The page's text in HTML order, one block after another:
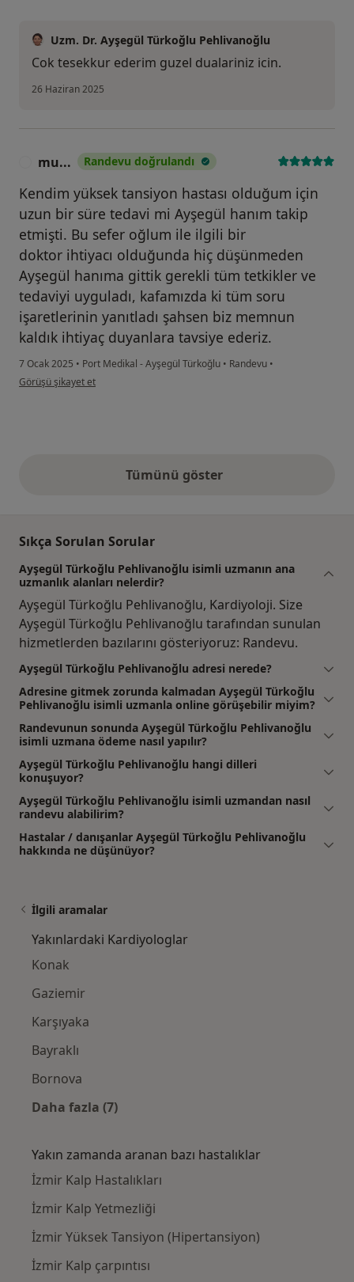
Uzm. Dr. Ayşegül Türkoğlu Pehlivanoğlu
Cok tesekkur ederim guzel dualariniz icin.
26 Haziran 2025
mu... Randevu doğrulandı
Kendim yüksek tansiyon hastası olduğum için
uzun bir süre tedavi mi Ayşegül hanım takip
etmişti. Bu sefer oğlum ile ilgili bir
doktor ihtiyacı olduğunda hiç düşünmeden
Ayşegül hanıma gittik gerekli tüm tetkikler ve
tedaviyi uyguladı, kafamızda ki tüm soru
işaretlerinin yanıtladı şahsen biz memnun
kaldık ihtiyaç duyanlara tavsiye ederiz.
7 Ocak 2025 • Port Medikal - Ayşegül Türkoğlu • Randevu •
kullanıcının görüşüne göre mu...
Görüşü şikayet et
Tümünü gösteryukarıdaki görüşler
Sıkça Sorulan Sorular
Ayşegül Türkoğlu Pehlivanoğlu isimli uzmanın ana
uzmanlık alanları nelerdir?
Ayşegül Türkoğlu Pehlivanoğlu, Kardiyoloji. Size
Ayşegül Türkoğlu Pehlivanoğlu tarafından sunulan
hizmetlerden bazılarını gösteriyoruz: Randevu.
Ayşegül Türkoğlu Pehlivanoğlu adresi nerede?
Adresine gitmek zorunda kalmadan Ayşegül Türkoğlu
Pehlivanoğlu isimli uzmanla online görüşebilir miyim?
Randevunun sonunda Ayşegül Türkoğlu Pehlivanoğlu
isimli uzmana ödeme nasıl yapılır?
Ayşegül Türkoğlu Pehlivanoğlu hangi dilleri
konuşuyor?
Ayşegül Türkoğlu Pehlivanoğlu isimli uzmandan nasıl
randevu alabilirim?
Hastalar / danışanlar Ayşegül Türkoğlu Pehlivanoğlu
hakkında ne düşünüyor?
İlgili aramalar
Yakınlardaki Kardiyologlar
Konak
Gaziemir
Karşıyaka
Bayraklı
Bornova
Daha fazla (7)
Yakın zamanda aranan bazı hastalıklar
İzmir Kalp Hastalıkları
İzmir Kalp Yetmezliği
İzmir Yüksek Tansiyon (Hipertansiyon)
İzmir Kalp çarpıntısı